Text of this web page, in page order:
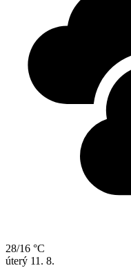
28/16 °C
úterý 11. 8.